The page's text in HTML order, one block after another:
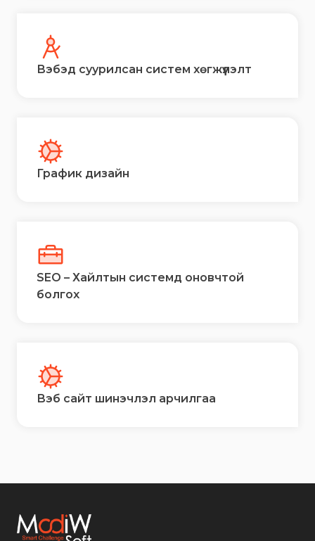
Вэбэд суурилсан систем хөгжүүлэлт
График дизайн
SEO – Хайлтын системд оновчтой
болгох
Вэб сайт шинэчлэл арчилгаа